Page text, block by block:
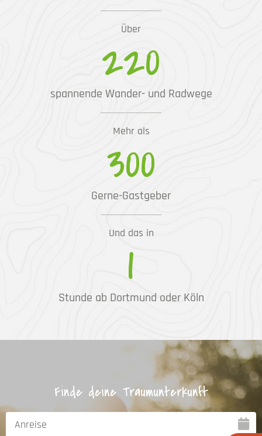
Über
220
spannende Wander- und Radwege
Mehr als
300
Gerne-Gastgeber
Und das in
1
Stunde ab Dortmund oder Köln
Finde deine Traumunterkunft